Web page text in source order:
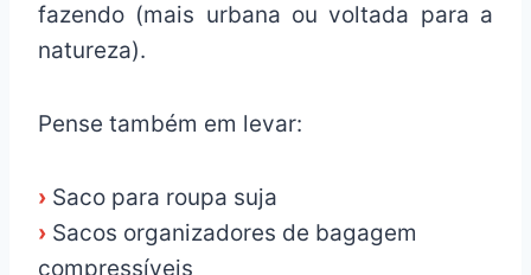
fazendo (mais urbana ou voltada para a
natureza).
Pense também em levar:
› Saco para roupa suja
› Sacos organizadores de bagagem
compressíveis